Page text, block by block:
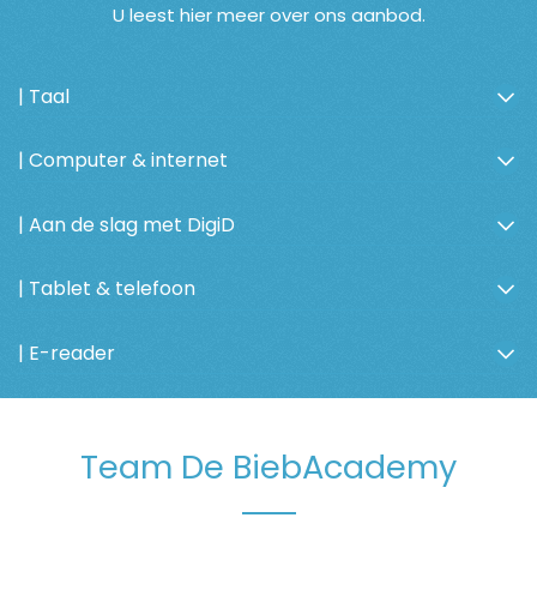
U leest hier meer over ons aanbod.
| Taal
| Computer & internet
| Aan de slag met DigiD
| Tablet & telefoon
| E-reader
Team De BiebAcademy